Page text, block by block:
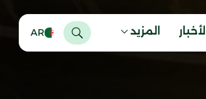
الأخبار المزيد AR